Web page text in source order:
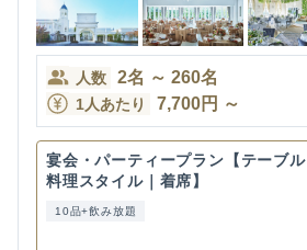
人数 2名 ～ 260名
1人あたり 7,700円 ～
宴会・パーティープラン【テーブ
料理スタイル｜着席】
10品+飲み放題